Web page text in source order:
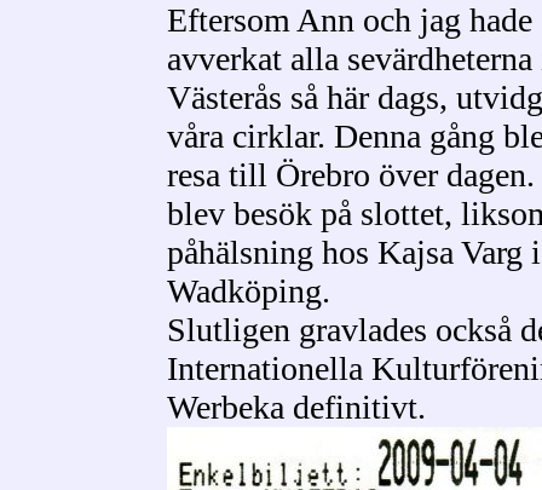
Eftersom Ann och jag hade
avverkat alla
Västerås så här dags,
våra cirklar. Denna gång
resa till Örebro över
blev besök på slottet,
påhälsning hos Kajsa Varg i
Wadköping.
Slutligen gravlades också
Internationella
Werbeka definitivt.